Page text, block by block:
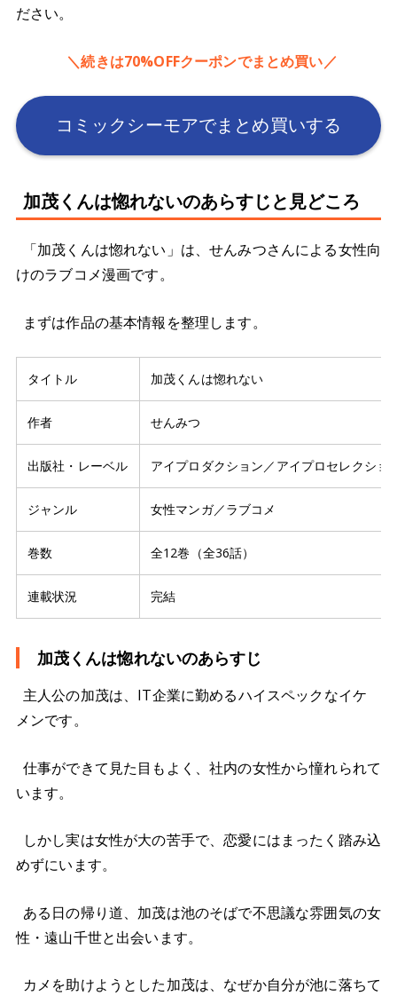
ださい。
＼続きは70%OFFクーポンでまとめ買い／
コミックシーモアでまとめ買いする
加茂くんは惚れないのあらすじと見どころ
「加茂くんは惚れない」は、せんみつさんによる女性向
けのラブコメ漫画です。
まずは作品の基本情報を整理します。
タイトル 加茂くんは惚れない
作者 せんみつ
出版社・レーベル アイプロダクション／アイプロセレクショ
ジャンル 女性マンガ／ラブコメ
巻数 全12巻（全36話）
連載状況 完結
加茂くんは惚れないのあらすじ
主人公の加茂は、IT企業に勤めるハイスペックなイケ
メンです。
仕事ができて見た目もよく、社内の女性から憧れられて
います。
しかし実は女性が大の苦手で、恋愛にはまったく踏み込
めずにいます。
ある日の帰り道、加茂は池のそばで不思議な雰囲気の女
性・遠山千世と出会います。
カメを助けようとした加茂は、なぜか自分が池に落ちて